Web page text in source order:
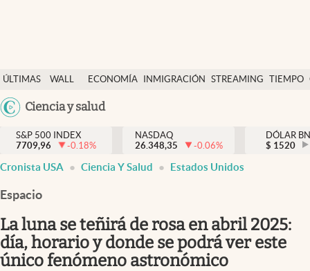
ÚLTIMAS
NOTICIAS
WALL
DÓLAR
ECONOMÍA INMIGRACIÓN STREAMING TIEMPO
México
Ciencia y salud
Finanzas y economía
Wall Street y dólar
Inmigración
Espiritual
Streaming
S&P 500 INDEX
7709,96
-0.18%
NASDAQ
26.348,35
-0.06%
DÓLAR
$ 1520
Cronista USA Ciencia Y Salud Estados Unidos
Espacio
La luna se teñirá de rosa en abril 2025:
día, horario y donde se podrá ver este
único fenómeno astronómico